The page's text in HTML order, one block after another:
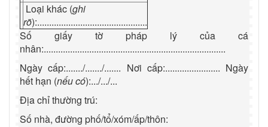
Loại khác (ghi
rõ):..............................................
Số giấy tờ pháp lý của cá
nhân:............................................................................
Ngày cấp:......./......./....... Nơi cấp:....................... Ngày
hết hạn (nếu có):.../.../...
Địa chỉ thường trú:
Số nhà, đường phố/tổ/xóm/ấp/thôn: